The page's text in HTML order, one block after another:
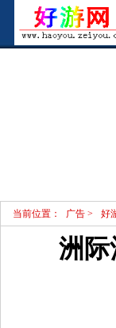
当前位置： 广告 > 好
洲际